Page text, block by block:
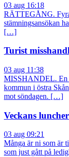
03 aug 16:18
RÄTTEGÅNG. Fyra
stämningsansökan
[…]
Turist
03 aug 11:38
MISSHANDEL. En
kommun i östra
mot söndagen. […]
Veckans luncher
03 aug 09:21
Många är ni som är
som just gått på